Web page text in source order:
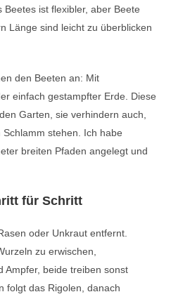
ist flexibler, aber Beete
Länge sind leicht zu überblicken
den Beeten an: Mit
einfach gestampfter Erde. Diese
Garten, sie verhindern auch,
stehen. Ich habe
breiten Pfaden angelegt und
für Schritt
oder Unkraut entfernt.
zu erwischen,
Ampfer, beide treiben sonst
folgt das Rigolen, danach